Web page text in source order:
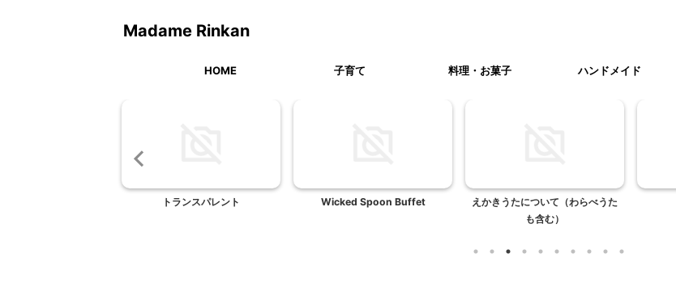
Madame Rinkan
HOME 子育て 料理・お菓子 ハンドメイド
トランスパレント Wicked Spoon Buffet
えかきうたについて（わらべうた
も含む）